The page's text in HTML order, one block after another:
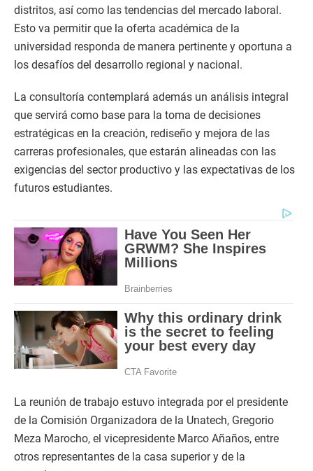
distritos, así como las tendencias del mercado laboral.
Esto va permitir que la oferta académica de la
universidad responda de manera pertinente y oportuna a
los desafíos del desarrollo regional y nacional.
La consultoría contemplará además un análisis integral
que servirá como base para la toma de decisiones
estratégicas en la creación, rediseño y mejora de las
carreras profesionales, que estarán alineadas con las
exigencias del sector productivo y las expectativas de los
futuros estudiantes.
La reunión de trabajo estuvo integrada por el presidente
de la Comisión Organizadora de la Unatech, Gregorio
Meza Marocho, el vicepresidente Marco Añaños, entre
otros representantes de la casa superior y de la